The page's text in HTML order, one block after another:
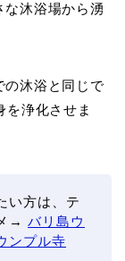
な沐浴場から湧
の沐浴と同じで
浄化させま
い方は、テ
→ バリ島ウ
ンプル寺